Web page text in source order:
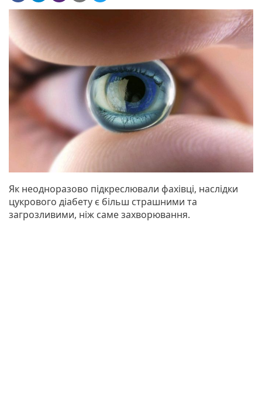
Як неодноразово підкреслювали фахівці, наслідки
цукрового діабету є більш страшними та
загрозливими, ніж саме захворювання.